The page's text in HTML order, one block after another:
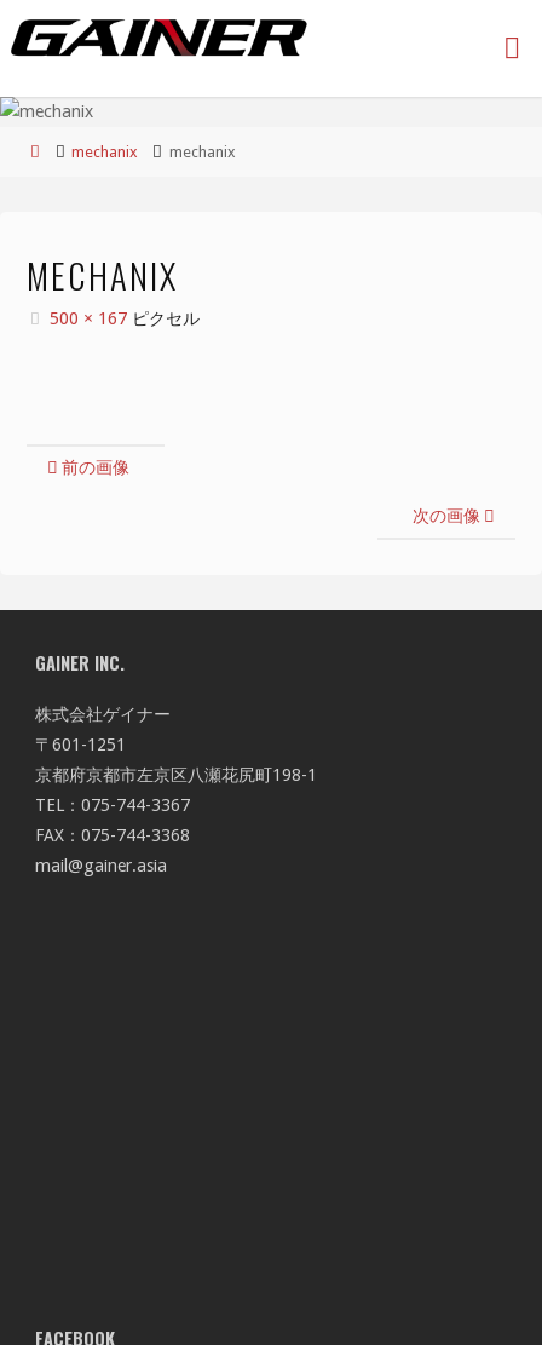
ン
ン
ホ
mechanix mechanix
MECHANIX
フ 500 × 167 ピクセル
前の画像
次の画像
GAINER INC.
株式会社ゲイナー
〒601-1251
京都府京都市左京区八瀬花尻町198-1
TEL：075-744-3367
FAX：075-744-3368
mail@gainer.asia
FACEBOOK